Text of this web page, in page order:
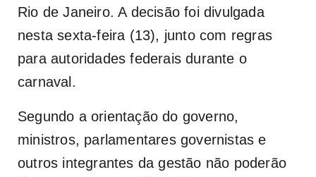
Rio de Janeiro. A decisão foi divulgada
nesta sexta-feira (13), junto com regras
para autoridades federais durante o
carnaval.
Segundo a orientação do governo,
ministros, parlamentares governistas e
outros integrantes da gestão não poderão